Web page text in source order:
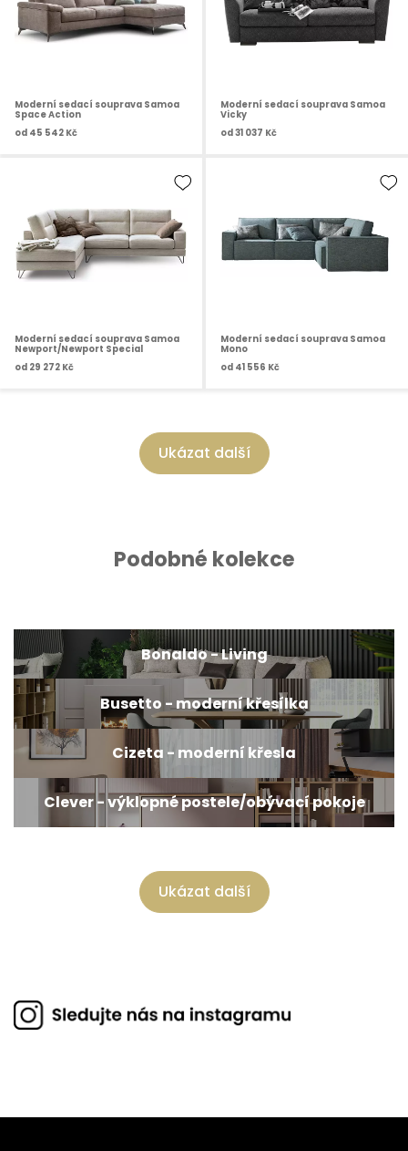
Moderní sedací souprava Samoa
Space Action
od 45 542 Kč
Moderní sedací souprava Samoa
Vicky
od 31 037 Kč
Moderní sedací souprava Samoa
Newport/Newport Special
od 29 272 Kč
Moderní sedací souprava Samoa
Mono
od 41 556 Kč
Ukázat další
Podobné kolekce
Bonaldo - Living
Busetto - moderní křesílka
Cizeta - moderní křesla
Clever - výklopné postele/obývací pokoje
Ukázat další